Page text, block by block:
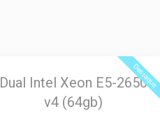
Destaque
Dual Intel Xeon E5-2650
v4 (64gb)